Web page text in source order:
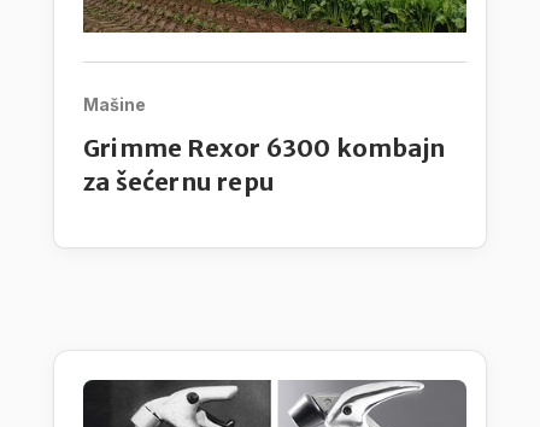
Mašine
Grimme Rexor 6300 kombajn
za šećernu repu